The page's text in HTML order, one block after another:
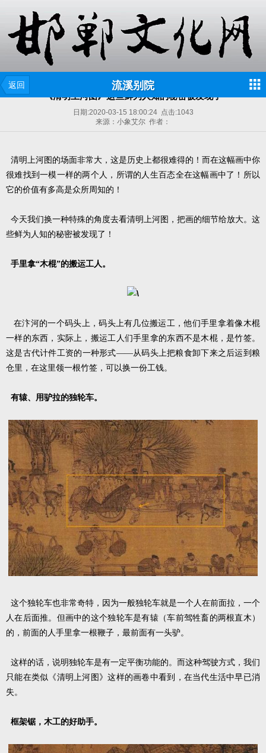
返回 流溪别院
《清明上河图》这些鲜为人知的秘密被发现了
日期:2020-03-15 18:00:24点击:1043
来源：小象艾尔 作者：
清明上河图的场面非常大，这是历史上都很难得的！而在这幅画中你
很难找到一模一样的两个人，所谓的人生百态全在这幅画中了！所以
它的价值有多高是众所周知的！
今天我们换一种特殊的角度去看清明上河图，把画的细节给放大。这
些鲜为人知的秘密被发现了！
手里拿“木棍”的搬运工人。
在汴河的一个码头上，码头上有几位搬运工，他们手里拿着像木棍
一样的东西，实际上，搬运工人们手里拿的东西不是木棍，是竹签。
这是古代计件工资的一种形式——从码头上把粮食卸下来之后运到粮
仓里，在这里领一根竹签，可以换一份工钱。
有辕、用驴拉的独轮车。
这个独轮车也非常奇特，因为一般独轮车就是一个人在前面拉，一个
人在后面推。但画中的这个独轮车是有辕（车前驾牲畜的两根直木）
的，前面的人手里拿一根鞭子，最前面有一头驴。
这样的话，说明独轮车是有一定平衡功能的。而这种驾驶方式，我们
只能在类似《清明上河图》这样的画卷中看到，在当代生活中早已消
失。
框架锯，木工的好助手。